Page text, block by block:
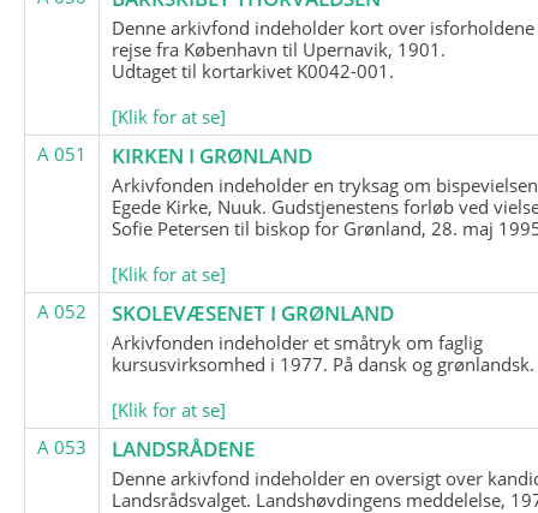
Denne arkivfond indeholder kort over
rejse fra København til Upernavik, 1901.
Udtaget til kortarkivet K0042-001.
[Klik for at se]
A 051
KIRKEN I GRØNLAND
Arkivfonden indeholder en tryksag om
Egede Kirke, Nuuk. Gudstjenestens forløb ved
Sofie Petersen til biskop for Grønland, 28. maj
[Klik for at se]
A 052
SKOLEVÆSENET I GRØNLAND
Arkivfonden indeholder et småtryk om faglig
kursusvirksomhed i 1977. På dansk og grønlandsk.
[Klik for at se]
A 053
LANDSRÅDENE
Denne arkivfond indeholder en oversigt over
Landsrådsvalget. Landshøvdingens meddelelse,